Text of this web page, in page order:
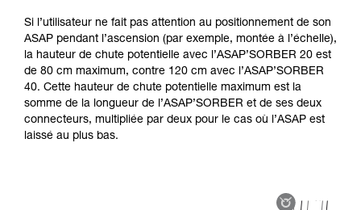
Si l’utilisateur ne fait pas attention au positionnement de son
ASAP pendant l’ascension (par exemple, montée à l’échelle),
la hauteur de chute potentielle avec l’ASAP’SORBER 20 est
de 80 cm maximum, contre 120 cm avec l’ASAP’SORBER
40. Cette hauteur de chute potentielle maximum est la
somme de la longueur de l’ASAP’SORBER et de ses deux
connecteurs, multipliée par deux pour le cas où l’ASAP est
laissé au plus bas.